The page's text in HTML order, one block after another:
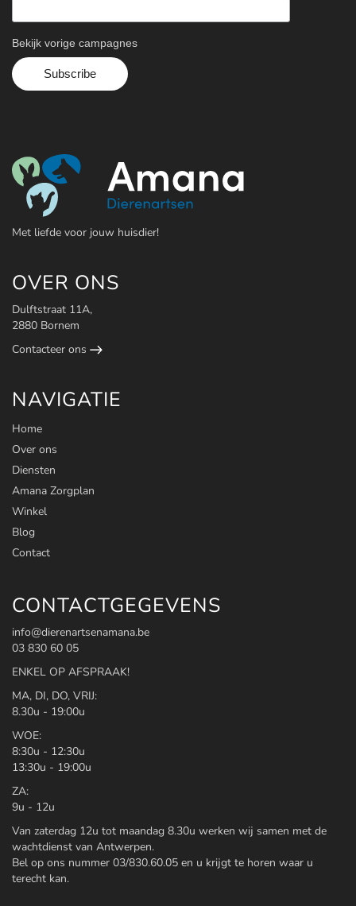
Amana Zorgplan
Maak een afspraak
Bekijk vorige campagnes
Met liefde voor jouw huisdier!
OVER ONS
Dulftstraat 11A,
2880 Bornem
Contacteer ons
NAVIGATIE
Home
Over ons
Diensten
Amana Zorgplan
Winkel
Blog
Contact
CONTACTGEGEVENS
info@dierenartsenamana.be
03 830 60 05
ENKEL OP AFSPRAAK!
MA, DI, DO, VRIJ:
8.30u - 19:00u
WOE:
8:30u - 12:30u
13:30u - 19:00u
ZA:
9u - 12u
Van zaterdag 12u tot maandag 8.30u werken wij samen met de
wachtdienst van Antwerpen.
Bel op ons nummer 03/830.60.05 en u krijgt te horen waar u
terecht kan.